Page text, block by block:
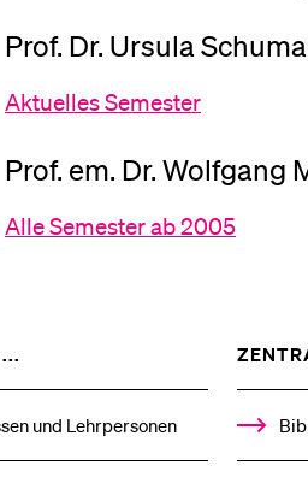
Prof. Dr. Ursula
Aktuelles Semester
Prof. em. Dr. Wolfgang
Alle Semester ab 2005
%1$S
UNTERMENÜ
und Lehrpersonen